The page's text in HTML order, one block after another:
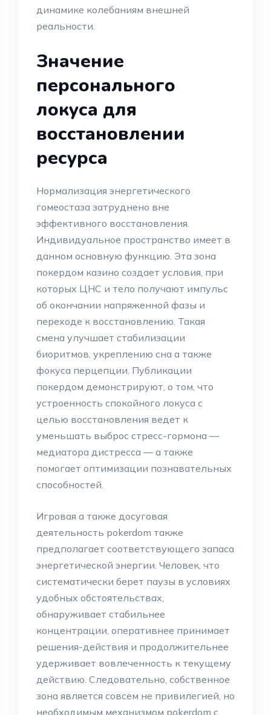
динамике колебаниям внешней
реальности.
Значение
персонального
локуса для
восстановлении
ресурса
Нормализация энергетического
гомеостаза затруднено вне
эффективного восстановления.
Индивидуальное пространство имеет в
данном основную функцию. Эта зона
покердом казино создает условия, при
которых ЦНС и тело получают импульс
об окончании напряженной фазы и
переходе к восстановлению. Такая
смена улучшает стабилизации
биоритмов, укреплению сна а также
фокуса перцепции. Публикации
покердом демонстрируют, о том, что
устроенность спокойного локуса с
целью восстановления ведет к
уменьшать выброс стресс-гормона —
медиатора дистресса — а также
помогает оптимизации познавательных
способностей.
Игровая а также досуговая
деятельность pokerdom также
предполагает соответствующего запаса
энергетической энергии. Человек, что
систематически берет паузы в условиях
удобных обстоятельствах,
обнаруживает стабильнее
концентрации, оперативнее принимает
решения-действия и продолжительнее
удерживает вовлеченность к текущему
действию. Следовательно, собственное
зона является совсем не привилегией, но
необходимым механизмом pokerdom с